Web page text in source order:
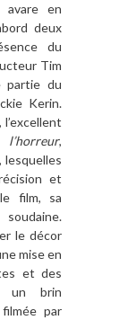
avare en
deux
du
Tim
partie du
Kerin.
,
lesquelles
et
film, sa
le décor
mise en
et des
un brin
par